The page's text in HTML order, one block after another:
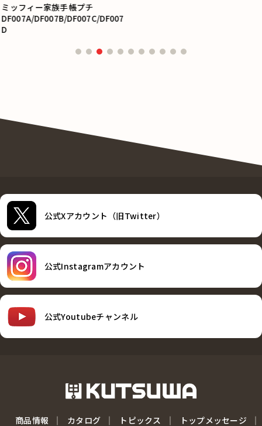
ミッフィー家族手帳プチ
DF007A/DF007B/DF007C/DF007
D
公式Xアカウント（旧Twitter）
公式Instagramアカウント
公式Youtubeチャンネル
商品情報 カタログ トピックス トップメッセージ